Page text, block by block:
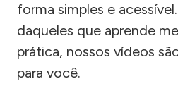
forma simples e
daqueles que aprende
prática, nossos vídeos
para você.